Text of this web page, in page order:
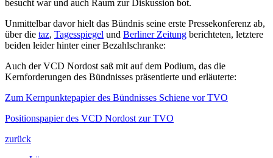
besucht war und auch Raum zur Diskussion bot.
Unmittelbar davor hielt das Bündnis seine erste Pressekonferenz ab,
über die taz, Tagesspiegel und Berliner Zeitung berichteten, letztere
beiden leider hinter einer Bezahlschranke:
Auch der VCD Nordost saß mit auf dem Podium, das die
Kernforderungen des Bündnisses präsentierte und erläuterte:
Zum Kernpunktepapier des Bündnisses Schiene vor TVO
Positionspapier des VCD Nordost zur TVO
zurück